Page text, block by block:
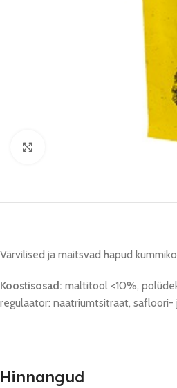
Värvilised ja maitsvad hapud
Koostisosad: maltitool <10%,
regulaator: naatriumtsitraat,
Hinnangud